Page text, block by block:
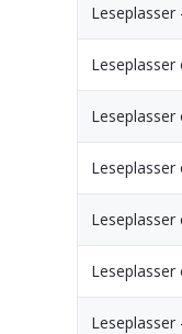
Leseplasser